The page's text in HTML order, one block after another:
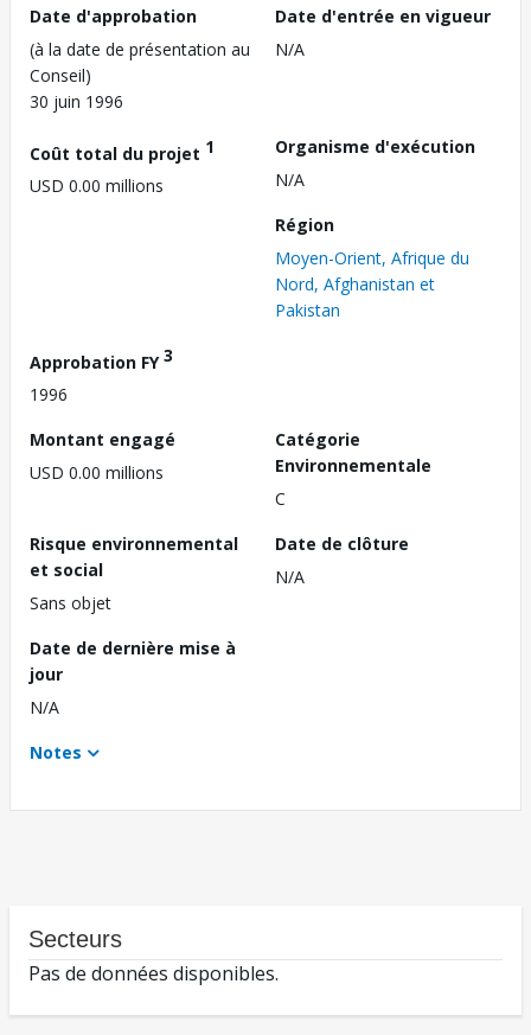
Date d'approbation
(à la date de présentation au
Conseil)
30 juin 1996
Date d'entrée en vigueur
N/A
Coût total du projet 1
USD 0.00 millions
Organisme d'exécution
N/A
Région
Moyen-Orient, Afrique du
Nord, Afghanistan et
Pakistan
Approbation FY3
1996
Montant engagé
USD 0.00 millions
Catégorie
Environnementale
C
Risque environnemental
et social
Sans objet
Date de clôture
N/A
Date de dernière mise à
jour
N/A
Notes
Secteurs
Pas de données disponibles.